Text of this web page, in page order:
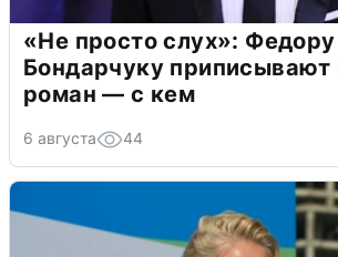
«Не просто слух»: Федору
Бондарчуку приписывают
роман — с кем
6 августа 44